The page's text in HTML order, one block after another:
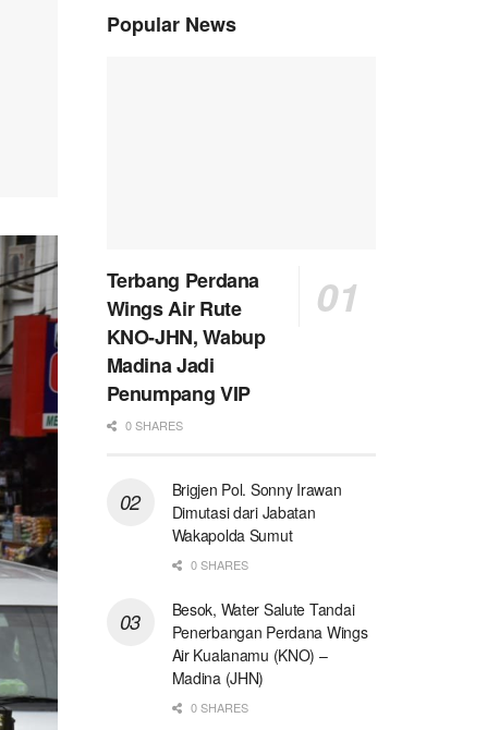
Popular News
Terbang Perdana
Wings Air Rute
KNO-JHN, Wabup
Madina Jadi
Penumpang VIP
0 SHARES
Brigjen Pol. Sonny Irawan
Dimutasi dari Jabatan
Wakapolda Sumut
0 SHARES
Besok, Water Salute Tandai
Penerbangan Perdana Wings
Air Kualanamu (KNO) –
Madina (JHN)
0 SHARES